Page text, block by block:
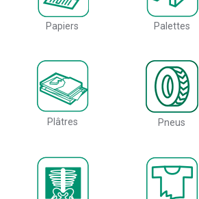
Papiers Palettes
Plâtres Pneus